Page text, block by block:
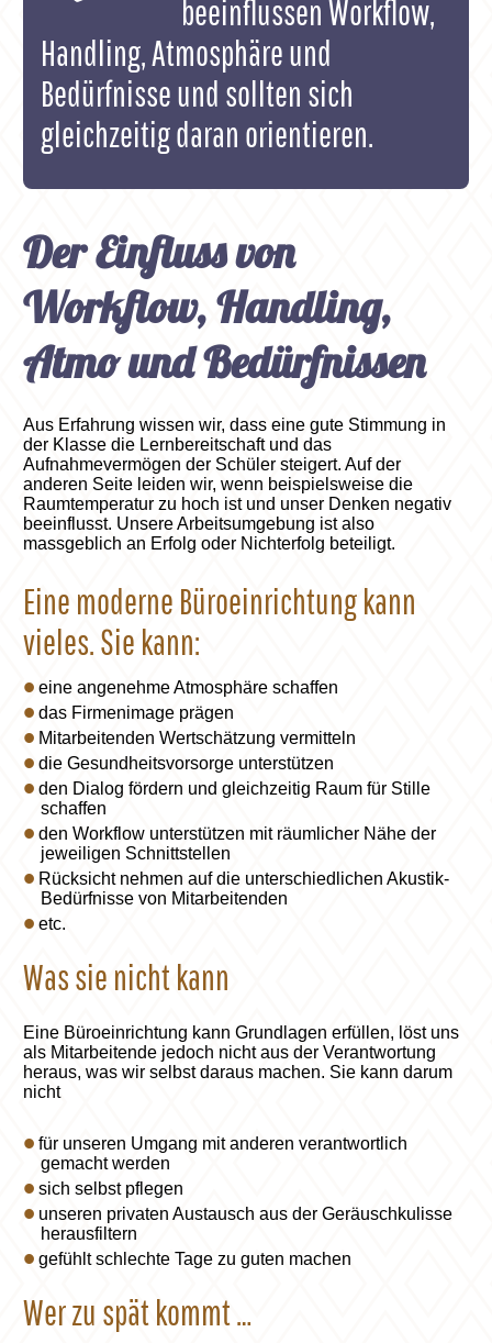
beeinflussen Workflow,
Handling, Atmosphäre und
Bedürfnisse und sollten sich
gleichzeitig daran orientieren.
Der Einfluss von
Workflow, Handling,
Atmo und Bedürfnissen
Aus Erfahrung wissen wir, dass eine gute Stimmung in
der Klasse die Lernbereitschaft und das
Aufnahmevermögen der Schüler steigert. Auf der
anderen Seite leiden wir, wenn beispielsweise die
Raumtemperatur zu hoch ist und unser Denken negativ
beeinflusst. Unsere Arbeitsumgebung ist also
massgeblich an Erfolg oder Nichterfolg beteiligt.
Eine moderne Büroeinrichtung kann
vieles. Sie kann:
eine angenehme Atmosphäre schaffen
das Firmenimage prägen
Mitarbeitenden Wertschätzung vermitteln
die Gesundheitsvorsorge unterstützen
den Dialog fördern und gleichzeitig Raum für Stille
schaffen
den Workflow unterstützen mit räumlicher Nähe der
jeweiligen Schnittstellen
Rücksicht nehmen auf die unterschiedlichen Akustik-
Bedürfnisse von Mitarbeitenden
etc.
Was sie nicht kann
Eine Büroeinrichtung kann Grundlagen erfüllen, löst uns
als Mitarbeitende jedoch nicht aus der Verantwortung
heraus, was wir selbst daraus machen. Sie kann darum
nicht
für unseren Umgang mit anderen verantwortlich
gemacht werden
sich selbst pflegen
unseren privaten Austausch aus der Geräuschkulisse
herausfiltern
gefühlt schlechte Tage zu guten machen
Wer zu spät kommt …